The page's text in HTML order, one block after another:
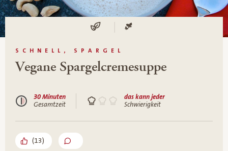
SCHNELL, SPARGEL
Vegane Spargelcremesuppe
30 Minuten
Gesamtzeit
das kann jeder
Schwierigkeit
(13)